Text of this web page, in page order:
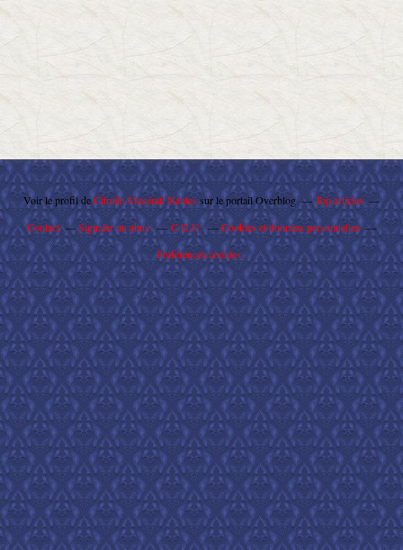
Voir le profil deCitroën Maserati Nantessur le portail Overblog
Top articles
Contact
Signaler un abus C.G.U.
Cookies et données personnelles
Préférences cookies